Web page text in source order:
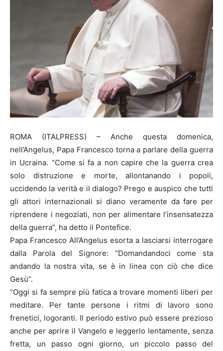
ROMA (ITALPRESS) – Anche questa domenica,
nell’Angelus, Papa Francesco torna a parlare della guerra
in Ucraina. “Come si fa a non capire che la guerra crea
solo distruzione e morte, allontanando i popoli,
uccidendo la verità e il dialogo? Prego e auspico che tutti
gli attori internazionali si diano veramente da fare per
riprendere i negoziati, non per alimentare l’insensatezza
della guerra”, ha detto il Pontefice.
Papa Francesco All’Angelus esorta a lasciarsi interrogare
dalla Parola del Signore: “Domandandoci come sta
andando la nostra vita, se è in linea con ciò che dice
Gesù”.
“Oggi si fa sempre più fatica a trovare momenti liberi per
meditare. Per tante persone i ritmi di lavoro sono
frenetici, logoranti. Il periodo estivo può essere prezioso
anche per aprire il Vangelo e leggerlo lentamente, senza
fretta, un passo ogni giorno, un piccolo passo del